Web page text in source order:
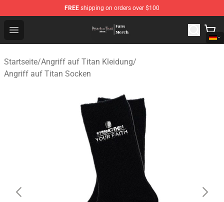
FREE shipping on orders over $100
Open menu
Attack On Titan Store - Official Attack On Titan
Startseite/Angriff auf Titan Kleidung/
Angriff auf Titan Socken